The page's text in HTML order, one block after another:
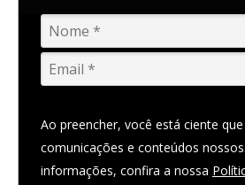
Ao preencher, você está ciente
comunicações e conteúdos
informações, confira a nossa